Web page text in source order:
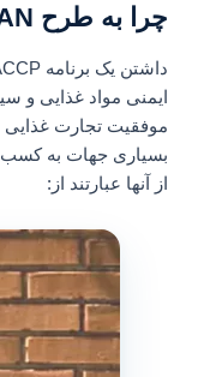
چرا به طرح HACCP PLAN نیاز دارید؟
ایمنی مواد غذایی و
بسیاری جهات به کسب
از آنها عبارتند از: